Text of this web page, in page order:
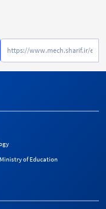
of Education